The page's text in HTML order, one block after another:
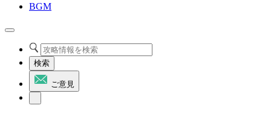
BGM
検索
ご意見